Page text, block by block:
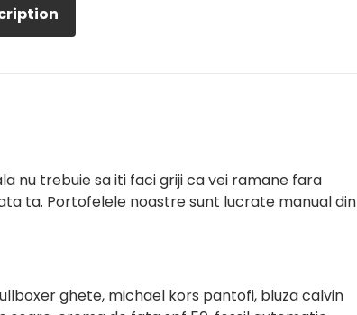
nu trebuie sa iti faci griji ca vei ramane fara
ta. Portofelele noastre sunt lucrate manual din
ghete, michael kors pantofi, bluza calvin